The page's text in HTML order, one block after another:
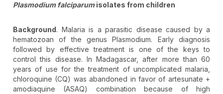
Plasmodium falciparumisolates from children
Background. Malaria is a parasitic disease caused by a
hematozoan of the genus Plasmodium. Early diagnosis
followed by effective treatment is one of the keys to
control this disease. In Madagascar, after more than 60
years of use for the treatment of uncomplicated malaria,
chloroquine (CQ) was abandoned in favor of artesunate +
amodiaquine (ASAQ) combination because of high